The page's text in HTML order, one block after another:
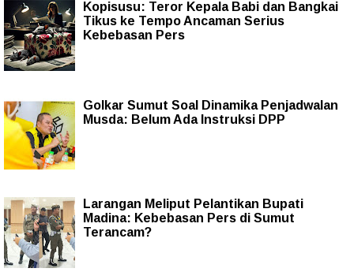
Kopisusu: Teror Kepala Babi dan Bangkai
Tikus ke Tempo Ancaman Serius
Kebebasan Pers
Golkar Sumut Soal Dinamika Penjadwalan
Musda: Belum Ada Instruksi DPP
Larangan Meliput Pelantikan Bupati
Madina: Kebebasan Pers di Sumut
Terancam?